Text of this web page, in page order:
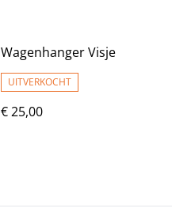
Wagenhanger Visje
UITVERKOCHT
€ 25,00